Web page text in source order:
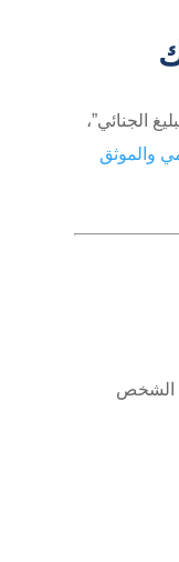
الجنائي”،
والموثق
الشخص